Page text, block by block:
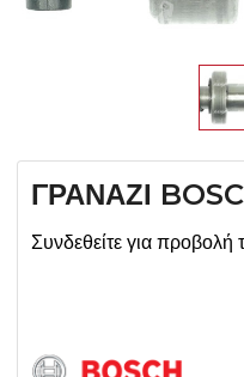
ΓΡΑΝΑΖΙ
Συνδεθείτε για προβολή